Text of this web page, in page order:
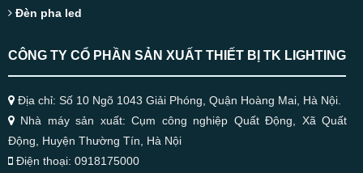
Đèn pha led
CÔNG TY CỔ PHẦN SẢN XUẤT THIẾT BỊ TK LIGHTING
Địa chỉ: Số 10 Ngõ 1043 Giải Phóng, Quận Hoàng Mai, Hà Nội.
Nhà máy sản xuất: Cụm công nghiệp Quất Động, Xã Quất
Động, Huyện Thường Tín, Hà Nội
Điện thoại: 0918175000